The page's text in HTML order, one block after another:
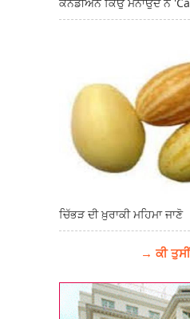
ਚਿੱਭੜ ਦੀ ਖ਼ੁਰਾਕੀ ਮਹਿਮਾ ਜਾਣੋ
→ ਕੀ